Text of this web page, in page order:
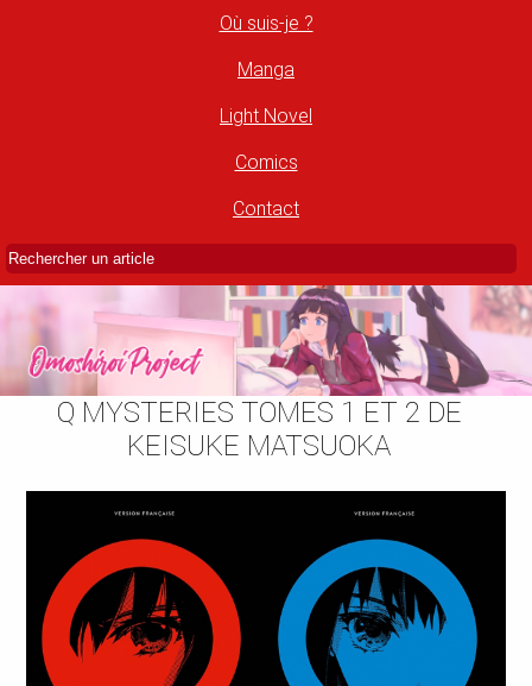
Où suis-je ?
Manga
Light Novel
Comics
Contact
Q MYSTERIES TOMES 1 ET 2 DE
KEISUKE MATSUOKA